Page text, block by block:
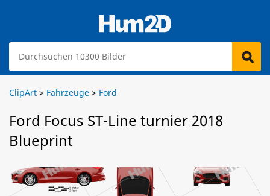
ClipArt > Fahrzeuge > Ford
Ford Focus ST-Line turnier 2018
Blueprint